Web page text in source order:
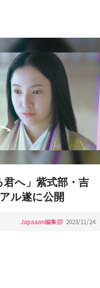
へ」紫式部・吉
ル遂に公開
Japaaan編集部 2023/11/24